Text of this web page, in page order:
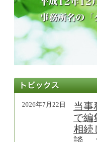
2026年7月22日
当事
で編
相続